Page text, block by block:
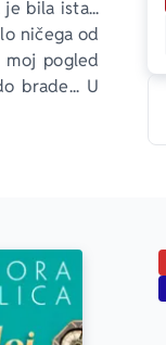
bila ista...
ničega od
pogled
brade... U
nisam